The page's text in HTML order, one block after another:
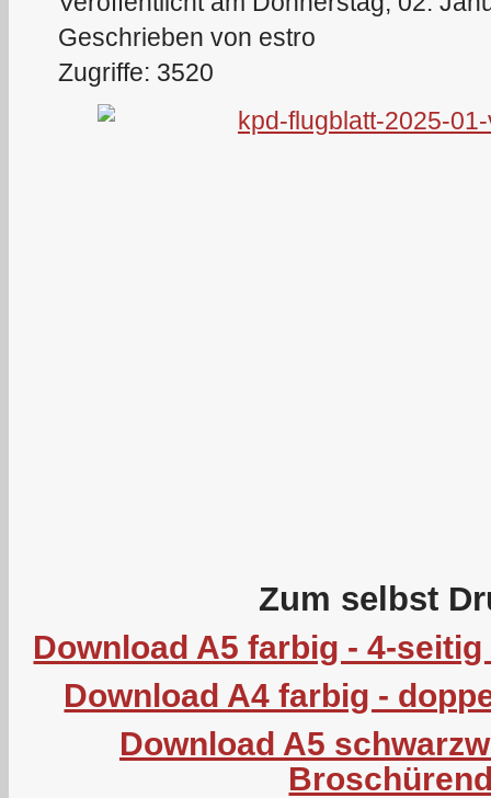
Geschrieben von estro
Zugriffe: 3520
Zum selbst
Download A5 farbig - 4-
Download A4 farbig -
Download A5